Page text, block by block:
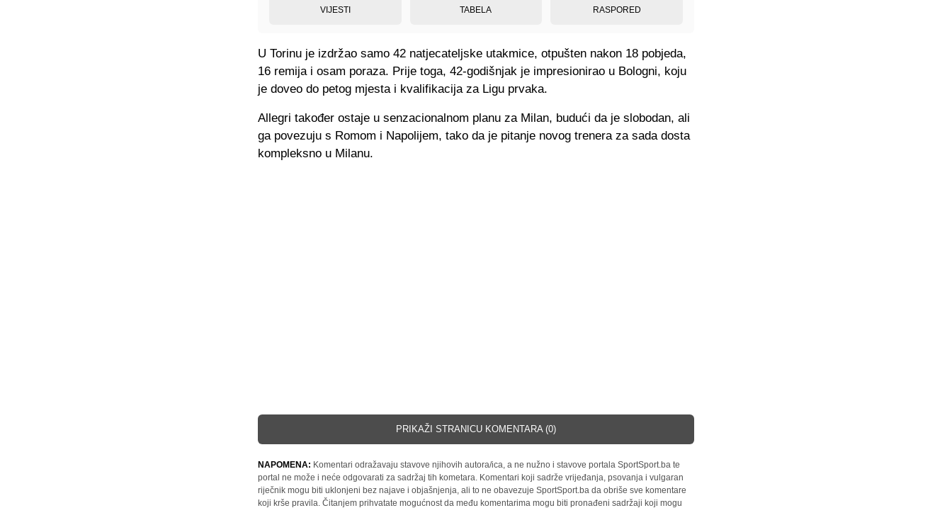
VIJESTI TABELA RASPORED
U Torinu je izdržao samo 42 natjecateljske utakmice, otpušten nakon 18 pobjeda,
16 remija i osam poraza. Prije toga, 42-godišnjak je impresionirao u Bologni, koju
je doveo do petog mjesta i kvalifikacija za Ligu prvaka.
Allegri također ostaje u senzacionalnom planu za Milan, budući da je slobodan, ali
ga povezuju s Romom i Napolijem, tako da je pitanje novog trenera za sada dosta
kompleksno u Milanu.
PRIKAŽI STRANICU KOMENTARA (0)
NAPOMENA: Komentari odražavaju stavove njihovih autora/ica, a ne nužno i stavove portala SportSport.ba te
portal ne može i neće odgovarati za sadržaj tih kometara. Komentari koji sadrže vrijeđanja, psovanja i vulgaran
riječnik mogu biti uklonjeni bez najave i objašnjenja, ali to ne obavezuje SportSport.ba da obriše sve komentare
koji krše pravila. Čitanjem prihvatate mogućnost da među komentarima mogu biti pronađeni sadržaji koji mogu